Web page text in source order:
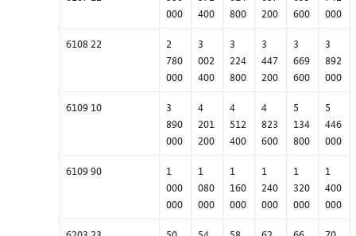
000
400
800
200
600
000
6108 22
2
780
000
3
002
400
3
224
800
3
447
200
3
669
600
3
892
000
6109 10
3
890
000
4
201
200
4
512
400
4
823
600
5
134
800
5
446
000
6109 90
1
000
000
1
080
000
1
160
000
1
240
000
1
320
000
1
400
000